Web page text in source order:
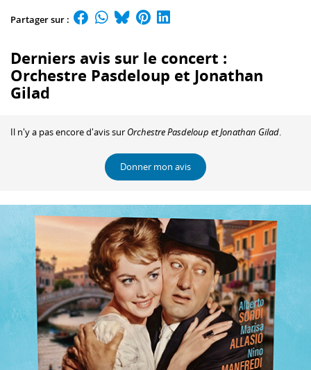
Partager sur :
Derniers avis sur le concert :
Orchestre Pasdeloup et Jonathan
Gilad
Il n'y a pas encore d'avis sur Orchestre Pasdeloup et Jonathan Gilad.
Donner mon avis